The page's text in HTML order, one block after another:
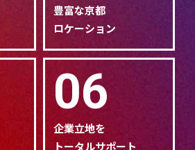
豊富な京都
ロケーション
06
企業立地を
トータルサポート